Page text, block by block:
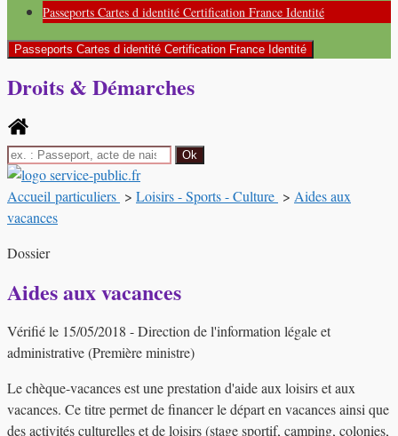
Passeports Cartes d identité Certification France Identité
Passeports Cartes d identité Certification France Identité
Droits & Démarches
Accueil particuliers > Loisirs - Sports - Culture > Aides aux
vacances
Dossier
Aides aux vacances
Vérifié le 15/05/2018 - Direction de l'information légale et
administrative (Première ministre)
Le chèque-vacances est une prestation d'aide aux loisirs et aux
vacances. Ce titre permet de financer le départ en vacances ainsi que
des activités culturelles et de loisirs (stage sportif, camping, colonies,